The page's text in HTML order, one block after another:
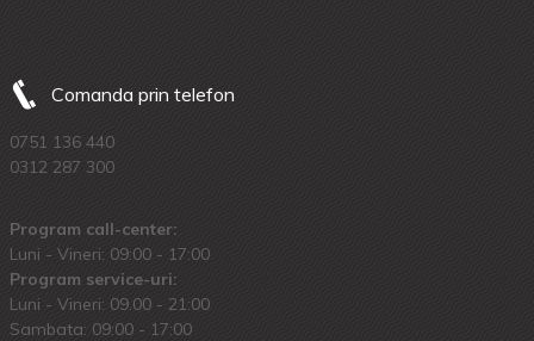
Comanda prin telefon
0751 136 440
0312 287 300
Program call-center:
Luni - Vineri: 09:00 - 17:00
Program service-uri:
Luni - Vineri: 09.00 - 21:00
Sambata: 09:00 - 17:00